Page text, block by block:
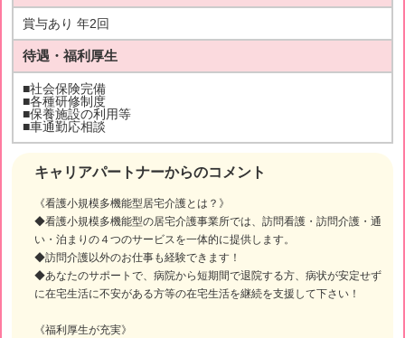
キャリアパートナーからのコメント
《看護小規模多機能型居宅介護とは？》
◆看護小規模多機能型の居宅介護事業所では、訪問看護・訪問介護・通
い・泊まりの４つのサービスを一体的に提供します。
◆訪問介護以外のお仕事も経験できます！
◆あなたのサポートで、病院から短期間で退院する方、病状が安定せず
に在宅生活に不安がある方等の在宅生活を継続を支援して下さい！
《福利厚生が充実》
賞与あり 年2回
待遇・福利厚生
■社会保険完備
■各種研修制度
■保養施設の利用等
■車通勤応相談